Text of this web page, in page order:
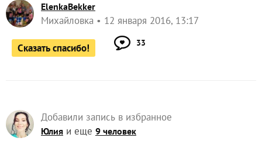
ElenkaBekker
Михайловка 12 января 2016, 13:17
Сказать спасибо! 33
Добавили запись в избранное
Юлия и еще 9 человек